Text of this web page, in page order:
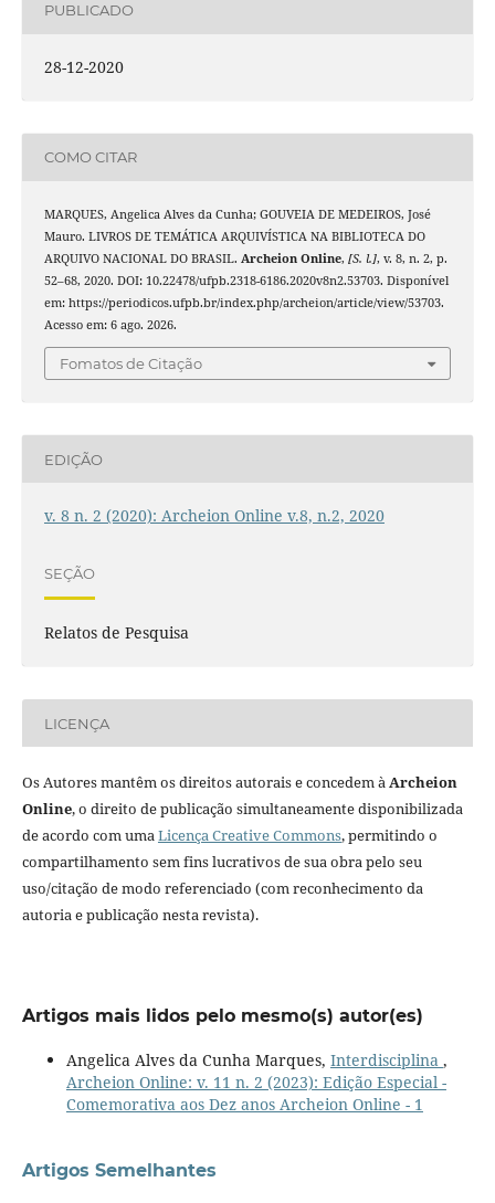
PUBLICADO
28-12-2020
COMO CITAR
MARQUES, Angelica Alves da Cunha; GOUVEIA DE MEDEIROS, José
Mauro. LIVROS DE TEMÁTICA ARQUIVÍSTICA NA BIBLIOTECA DO
ARQUIVO NACIONAL DO BRASIL. Archeion Online, [S. l.], v. 8, n. 2, p.
52–68, 2020. DOI: 10.22478/ufpb.2318-6186.2020v8n2.53703. Disponível
em: https://periodicos.ufpb.br/index.php/archeion/article/view/53703.
Acesso em: 6 ago. 2026.
Fomatos de Citação
EDIÇÃO
v. 8 n. 2 (2020): Archeion Online v.8, n.2, 2020
SEÇÃO
Relatos de Pesquisa
LICENÇA
Os Autores mantêm os direitos autorais e concedem àArcheion
Online, o direito de publicação simultaneamente disponibilizada
de acordo com umaLicença Creative Commons, permitindo o
compartilhamento sem fins lucrativos de sua obra pelo seu
uso/citação de modo referenciado (com reconhecimento da
autoria e publicação nesta revista).
Artigos mais lidos pelo mesmo(s) autor(es)
Angelica Alves da Cunha Marques, Interdisciplina ,
Archeion Online: v. 11 n. 2 (2023): Edição Especial -
Comemorativa aos Dez anos Archeion Online - 1
Artigos Semelhantes